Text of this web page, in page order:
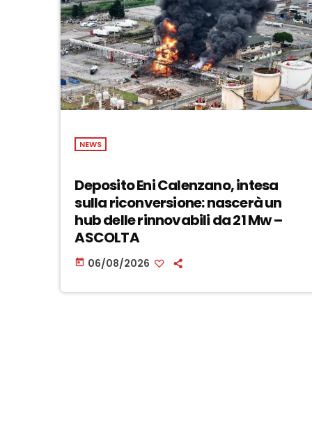
NEWS
Deposito Eni Calenzano, intesa
sulla riconversione: nascerà un
hub delle rinnovabili da 21 Mw –
ASCOLTA
today 06/08/2026